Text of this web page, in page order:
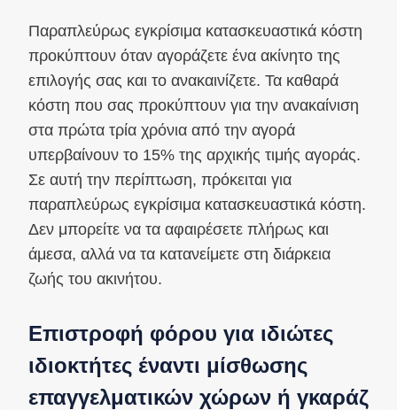
Παραπλεύρως εγκρίσιμα κατασκευαστικά κόστη
προκύπτουν όταν αγοράζετε ένα ακίνητο της
επιλογής σας και το ανακαινίζετε. Τα καθαρά
κόστη που σας προκύπτουν για την ανακαίνιση
στα πρώτα τρία χρόνια από την αγορά
υπερβαίνουν το 15% της αρχικής τιμής αγοράς.
Σε αυτή την περίπτωση, πρόκειται για
παραπλεύρως εγκρίσιμα κατασκευαστικά κόστη.
Δεν μπορείτε να τα αφαιρέσετε πλήρως και
άμεσα, αλλά να τα κατανείμετε στη διάρκεια
ζωής του ακινήτου.
Επιστροφή φόρου για ιδιώτες
ιδιοκτήτες έναντι μίσθωσης
επαγγελματικών χώρων ή γκαράζ